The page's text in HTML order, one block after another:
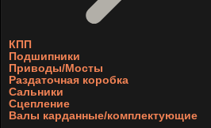
КПП
Подшипники
Приводы/Мосты
Раздаточная коробка
Сальники
Сцепление
Валы карданные/комплектующие